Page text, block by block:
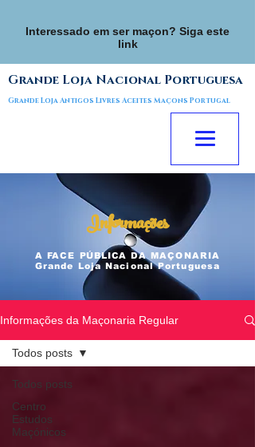
Interessado em ser maçon? Siga este
link
Grande Loja Nacional Portuguesa
Grande Loja Antigos Livres Aceites Maçons Portugal
Informações
A FACE PÚBLICA DA MAÇONARIA
Grande Loja Nacional Portuguesa
Informações da Maçonaria Regular
Todos posts
Centro
Estudos
Maçónicos
Todos posts